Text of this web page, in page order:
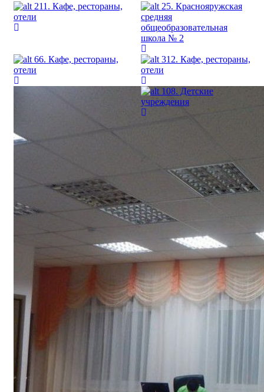
211. Кафе, рестораны,
отели
25. Краснояружская
средняя
общеобразовательная
школа № 2
66. Кафе, рестораны,
отели
312. Кафе, рестораны,
отели
108. Детские
учреждения